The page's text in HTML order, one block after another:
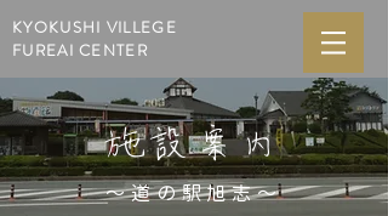
KYOKUSHI VILLEGE
FUREAI CENTER
施設案内
～​道の駅旭志～